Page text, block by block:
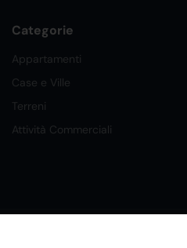
Categorie
Appartamenti
Case e Ville
Terreni
Attività Commerciali